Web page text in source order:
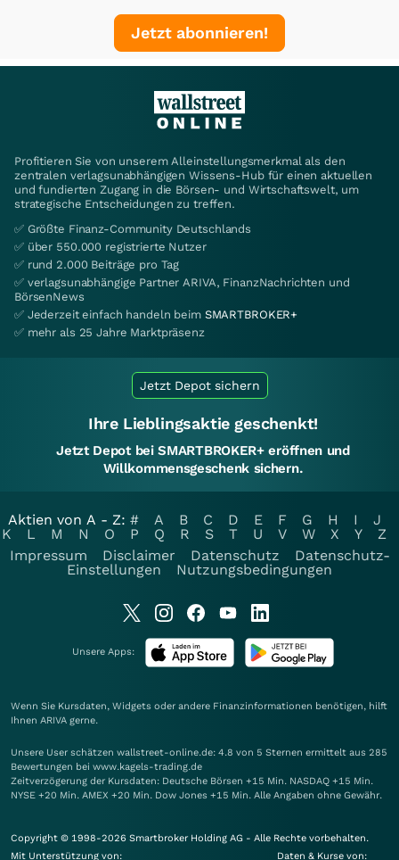
Jetzt abonnieren!
Profitieren Sie von unserem Alleinstellungsmerkmal als den
zentralen verlagsunabhängigen Wissens-Hub für einen aktuellen
und fundierten Zugang in die Börsen- und Wirtschaftswelt, um
strategische Entscheidungen zu treffen.
✅ Größte Finanz-Community Deutschlands
✅ über 550.000 registrierte Nutzer
✅ rund 2.000 Beiträge pro Tag
✅ verlagsunabhängige Partner ARIVA, FinanzNachrichten und
BörsenNews
✅ Jederzeit einfach handeln beim SMARTBROKER+
✅ mehr als 25 Jahre Marktpräsenz
Jetzt Depot sichern
Ihre Lieblingsaktie geschenkt!
Jetzt Depot bei SMARTBROKER+ eröffnen und
Willkommensgeschenk sichern.
Aktien von A - Z: # A B C D E F G H I
J
K
L M N O P Q R S T U V W X Y
Z
Impressum
Disclaimer Datenschutz
Datenschutz-
Einstellungen
Nutzungsbedingungen
Unsere Apps:
Wenn Sie Kursdaten, Widgets oder andere Finanzinformationen benötigen, hilft
Ihnen ARIVA gerne.
Unsere User schätzen wallstreet-online.de: 4.8 von 5 Sternen ermittelt aus 285
Bewertungen bei www.kagels-trading.de
Zeitverzögerung der Kursdaten: Deutsche Börsen +15 Min. NASDAQ +15 Min.
NYSE +20 Min. AMEX +20 Min. Dow Jones +15 Min. Alle Angaben ohne Gewähr.
Copyright © 1998-2026 Smartbroker Holding AG - Alle Rechte vorbehalten.
Mit Unterstützung von:
Daten & Kurse von: